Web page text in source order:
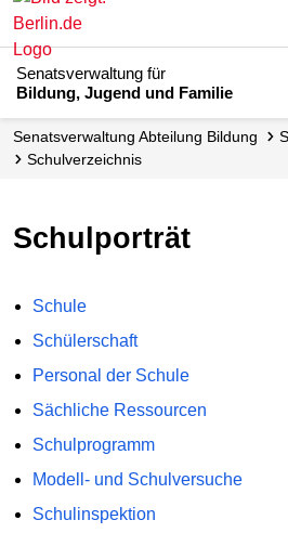
Senatsverwaltung für
Bildung, Jugend und Familie
Senats­verwaltung Abteilung Bildung
Schul­verzeichnis
Schulporträt
Schule
Schülerschaft
Personal der Schule
Sächliche Ressourcen
Schulprogramm
Modell- und Schulversuche
Schulinspektion